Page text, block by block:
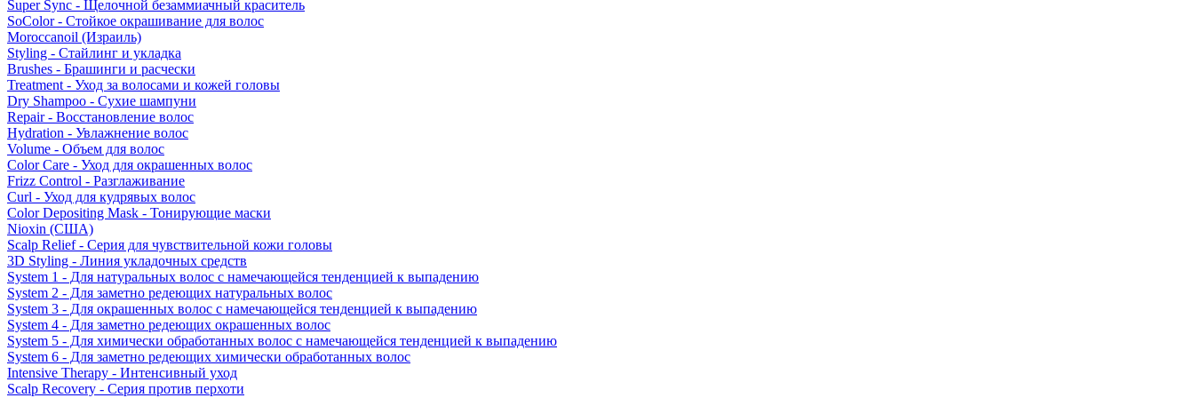
Super Sync - Щелочной безаммиачный краситель
SoColor - Стойкое окрашивание для волос
Moroccanoil (Израиль)
Styling - Стайлинг и укладка
Brushes - Брашинги и расчески
Treatment - Уход за волосами и кожей головы
Dry Shampoo - Сухие шампуни
Repair - Восстановление волос
Hydration - Увлажнение волос
Volume - Объем для волос
Color Care - Уход для окрашенных волос
Frizz Control - Разглаживание
Curl - Уход для кудрявых волос
Color Depositing Mask - Тонирующие маски
Nioxin (США)
Scalp Relief - Серия для чувствительной кожи головы
3D Styling - Линия укладочных средств
System 1 - Для натуральных волос с намечающейся тенденцией к выпадению
System 2 - Для заметно редеющих натуральных волос
System 3 - Для окрашенных волос с намечающейся тенденцией к выпадению
System 4 - Для заметно редеющих окрашенных волос
System 5 - Для химически обработанных волос с намечающейся тенденцией к выпадению
System 6 - Для заметно редеющих химически обработанных волос
Intensive Therapy - Интенсивный уход
Scalp Recovery - Серия против перхоти